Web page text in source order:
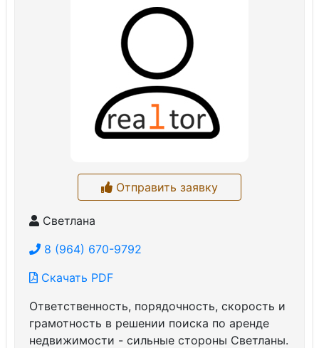
Отправить заявку
Светлана
8 (964) 670-9792
Скачать PDF
Ответственность, порядочность, скорость и
грамотность в решении поиска по аренде
недвижимости - сильные стороны Светланы.